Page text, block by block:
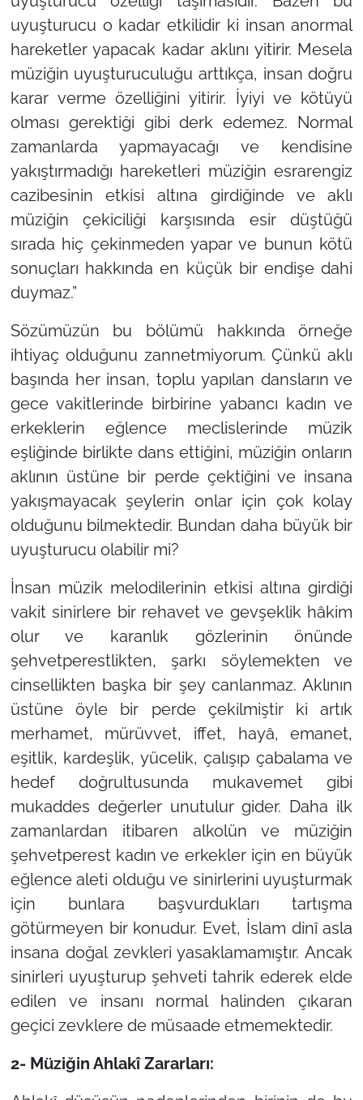
uyuşturucu o kadar etkilidir ki insan anormal
hareketler yapacak kadar aklını yitirir. Mesela
müziğin uyuşturuculuğu arttıkça, insan doğru
karar verme özelliğini yitirir. İyiyi ve kötüyü
olması gerektiği gibi derk edemez. Normal
zamanlarda yapmayacağı ve kendisine
yakıştırmadığı hareketleri müziğin esrarengiz
cazibesinin etkisi altına girdiğinde ve aklı
müziğin çekiciliği karşısında esir düştüğü
sırada hiç çekinmeden yapar ve bunun kötü
sonuçları hakkında en küçük bir endişe dahi
duymaz.”
Sözümüzün bu bölümü hakkında örneğe
ihtiyaç olduğunu zannetmiyorum. Çünkü aklı
başında her insan, toplu yapılan dansların ve
gece vakitlerinde birbirine yabancı kadın ve
erkeklerin eğlence meclislerinde müzik
eşliğinde birlikte dans ettiğini, müziğin onların
aklının üstüne bir perde çektiğini ve insana
yakışmayacak şeylerin onlar için çok kolay
olduğunu bilmektedir. Bundan daha büyük bir
uyuşturucu olabilir mi?
İnsan müzik melodilerinin etkisi altına girdiği
vakit sinirlere bir rehavet ve gevşeklik hâkim
olur ve karanlık gözlerinin önünde
şehvetperestlikten, şarkı söylemekten ve
cinsellikten başka bir şey canlanmaz. Aklının
üstüne öyle bir perde çekilmiştir ki artık
merhamet, mürüvvet, iffet, hayâ, emanet,
eşitlik, kardeşlik, yücelik, çalışıp çabalama ve
hedef doğrultusunda mukavemet gibi
mukaddes değerler unutulur gider. Daha ilk
zamanlardan itibaren alkolün ve müziğin
şehvetperest kadın ve erkekler için en büyük
eğlence aleti olduğu ve sinirlerini uyuşturmak
için bunlara başvurdukları tartışma
götürmeyen bir konudur. Evet, İslam dinî asla
insana doğal zevkleri yasaklamamıştır. Ancak
sinirleri uyuşturup şehveti tahrik ederek elde
edilen ve insanı normal halinden çıkaran
geçici zevklere de müsaade etmemektedir.
2- Müziğin Ahlakî Zararları: